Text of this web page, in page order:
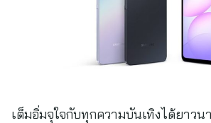
เต็มอิ่มจุใจกับทุกความบันเทิงได้ยาวน